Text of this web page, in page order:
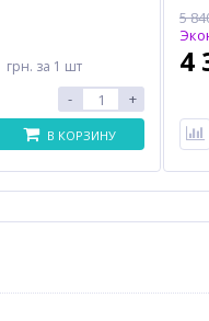
грн. за 1 шт
- +
В КОРЗИНУ
5
4